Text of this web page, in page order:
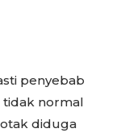
penyebab
tidak normal
diduga